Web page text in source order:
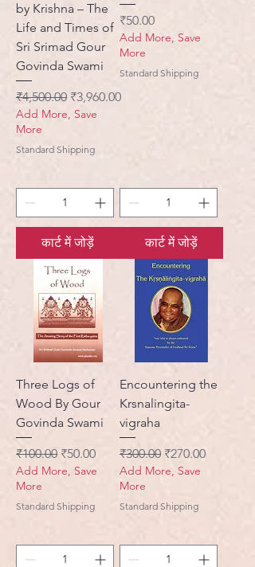
by Krishna – The
Life and Times of
Sri Srimad Gour
Govinda Swami
नियमित मूल्य
₹4,500.00 बिक्री मूल्य
₹3,960.00
Add More, Save
More
Standard Shipping
कार्ट में जोड़ें
मूल्य
₹50.00
Add More, Save
More
Standard Shipping
कार्ट में जोड़ें
Three Logs of
Wood By Gour
Govinda Swami
नियमित मूल्य
₹100.00 बिक्री मूल्य
₹50.00
Add More, Save
More
Standard Shipping
Encountering the
Krsnalingita-
vigraha
नियमित मूल्य
₹300.00 बिक्री मूल्य
₹270.00
Add More, Save
More
Standard Shipping